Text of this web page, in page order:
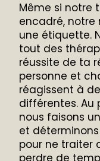
Même si notre
encadré, notre
une étiquette.
tout des
réussite de ta
personne et
réagissent à
différentes. Au
nous faisons
et
pour ne traiter